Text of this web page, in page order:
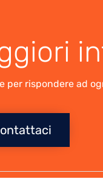
per rispondere ad